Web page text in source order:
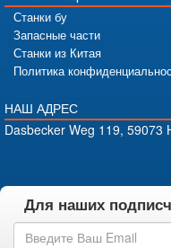
Станки бу
Запасные части
Станки из Китая
Политика
НАШ АДРЕС
Dasbecker Weg 119, 59073
Для наших